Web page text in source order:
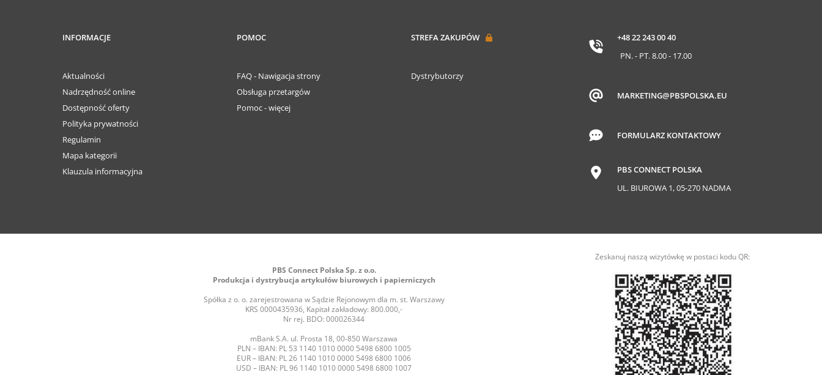
INFORMACJE
Aktualności
Nadrzędność online
Dostępność oferty
Polityka prywatności
Regulamin
Mapa kategorii
Klauzula informacyjna
POMOC
FAQ - Nawigacja strony
Obsługa przetargów
Pomoc - więcej
STREFA ZAKUPÓW
Dystrybutorzy
+48 22 243 00 40
PN. - PT. 8.00 - 17.00
MARKETING@PBSPOLSKA.EU
FORMULARZ KONTAKTOWY
PBS CONNECT POLSKA
UL. BIUROWA 1, 05-270 NADMA
PBS Connect Polska Sp. z o.o.
Produkcja i dystrybucja artykułów biurowych i papierniczych
Spółka z o. o. zarejestrowana w Sądzie Rejonowym dla m. st. Warszawy
KRS 0000435936, Kapitał zakładowy: 800.000,-
Nr rej. BDO: 000026344
mBank S.A. ul. Prosta 18, 00-850 Warszawa
PLN – IBAN: PL 53 1140 1010 0000 5498 6800 1005
EUR – IBAN: PL 26 1140 1010 0000 5498 6800 1006
USD – IBAN: PL 96 1140 1010 0000 5498 6800 1007
Zeskanuj naszą wizytówkę w postaci kodu QR: